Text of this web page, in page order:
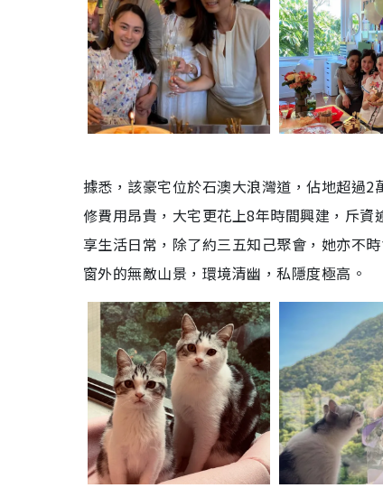
據悉，該豪宅位於石澳大浪灣道，佔地超過
修費用昂貴，大宅更花上8年時間興建，斥
享生活日常，除了約三五知己聚會，她亦不
窗外的無敵山景，環境清幽，私隱度極高。